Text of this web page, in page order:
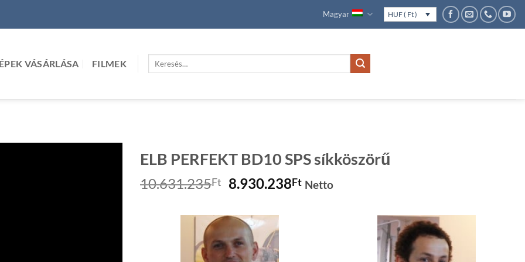
Magyar HUF ( Ft )
VÁSÁRLÁSA FILMEK
Keresés
ELB PERFEKT BD10 SPS síkköszörű
10.631.235Ft
Original
was:
10.631.235Ft.
8.930.238FtCurrent
8.930.238Ft.
Netto